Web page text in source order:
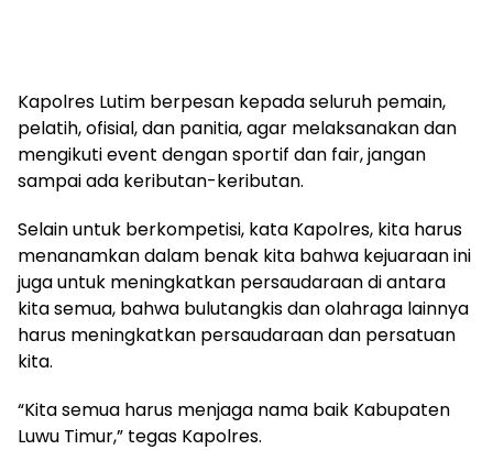
Kapolres Lutim berpesan kepada seluruh pemain,
pelatih, ofisial, dan panitia, agar melaksanakan dan
mengikuti event dengan sportif dan fair, jangan
sampai ada keributan-keributan.
Selain untuk berkompetisi, kata Kapolres, kita harus
menanamkan dalam benak kita bahwa kejuaraan ini
juga untuk meningkatkan persaudaraan di antara
kita semua, bahwa bulutangkis dan olahraga lainnya
harus meningkatkan persaudaraan dan persatuan
kita.
“Kita semua harus menjaga nama baik Kabupaten
Luwu Timur,” tegas Kapolres.